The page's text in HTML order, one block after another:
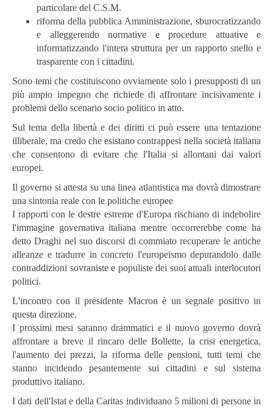
particolare del C.S.M.
riforma della pubblica Amministrazione, sburocratizzando
e alleggerendo normative e procedure attuative e
informatizzando l'intera struttura per un rapporto snello e
trasparente con i cittadini.
Sono temi che costituiscono ovviamente solo i presupposti di un
più ampio impegno che richiede di affrontare incisivamente i
problemi dello scenario socio politico in atto.
Sul tema della libertà e dei diritti ci può essere una tentazione
illiberale, ma credo che esistano contrappesi nella società italiana
che consentono di evitare che l'Italia si allontani dai valori
europei.
Il governo si attesta su una linea atlantistica ma dovrà dimostrare
una sintonia reale con le politiche europee
I rapporti con le destre estreme d'Europa rischiano di indebolire
l'immagine governativa italiana mentre occorrerebbe come ha
detto Draghi nel suo discorsi di commiato recuperare le antiche
alleanze e tradurre in concreto l'europeismo depurandolo dalle
contraddizioni sovraniste e populiste dei suoi attuali interlocutori
politici.
L'incontro con il presidente Macron è un segnale positivo in
questa direzione.
I prossimi mesi saranno drammatici e il nuovo governo dovrà
affrontare a breve il rincaro delle Bollette, la crisi energetica,
l'aumento dei prezzi, la riforma delle pensioni, tutti temi che
stanno incidendo pesantemente sui cittadini e sul sistema
produttivo italiano.
I dati dell'Istat e della Caritas individuano 5 milioni di persone in